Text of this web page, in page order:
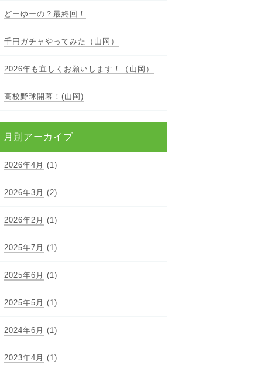
どーゆーの？最終回！
千円ガチャやってみた（山岡）
2026年も宜しくお願いします！（山岡）
高校野球開幕！(山岡)
月別アーカイブ
2026年4月 (1)
2026年3月 (2)
2026年2月 (1)
2025年7月 (1)
2025年6月 (1)
2025年5月 (1)
2024年6月 (1)
2023年4月 (1)